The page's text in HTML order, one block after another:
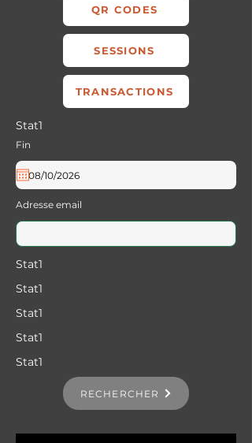
QR CODES
SESSIONS
TRANSACTIONS
Stat1
Fin
Adresse email
Stat1
Stat1
Stat1
Stat1
Stat1
RECHERCHER